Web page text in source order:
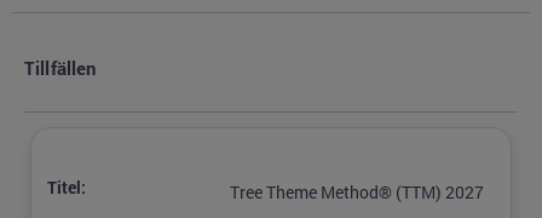
Tillfällen
Titel: Tree Theme Method® (TTM) 2027